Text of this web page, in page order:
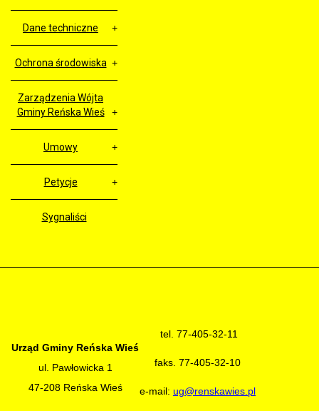
Dane techniczne
Ochrona środowiska
Zarządzenia Wójta
Gminy Reńska Wieś
Umowy
Petycje
Sygnaliści
Urząd Gminy Reńska Wieś
ul. Pawłowicka 1
47-208 Reńska Wieś
tel. 77-405-32-11
faks. 77-405-32-10
e-mail: ug@renskawies.pl